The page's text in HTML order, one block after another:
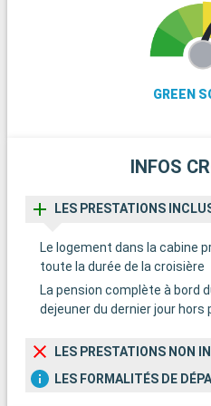
GREEN
INFOS
LES PRESTATIONS
Le logement dans la cabine
toute la durée de la croisière
La pension complète à bord
dejeuner du dernier jour
LES PRESTATIONS NON
LES FORMALITÉS DE